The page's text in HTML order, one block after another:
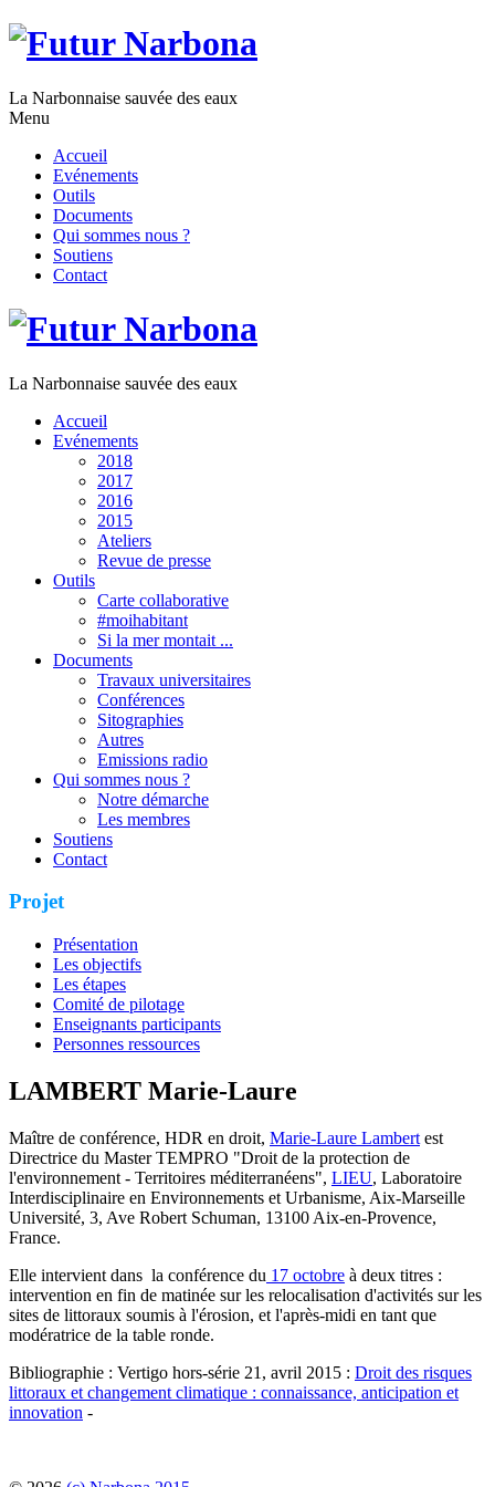
La Narbonnaise sauvée des eaux
Menu
Accueil
Evénements
Outils
Documents
Qui sommes nous ?
Soutiens
Contact
La Narbonnaise sauvée des eaux
Accueil
Evénements
2018
2017
2016
2015
Ateliers
Revue de presse
Outils
Carte collaborative
#moihabitant
Si la mer montait ...
Documents
Travaux universitaires
Conférences
Sitographies
Autres
Emissions radio
Qui sommes nous ?
Notre démarche
Les membres
Soutiens
Contact
Projet
Présentation
Les objectifs
Les étapes
Comité de pilotage
Enseignants participants
Personnes ressources
LAMBERT Marie-Laure
Maître de conférence, HDR en droit, Marie-Laure Lambert est
Directrice du Master TEMPRO "Droit de la protection de
l'environnement - Territoires méditerranéens", LIEU, Laboratoire
Interdisciplinaire en Environnements et Urbanisme, Aix-Marseille
Université, 3, Ave Robert Schuman, 13100 Aix-en-Provence,
France.
Elle intervient dans la conférence du 17 octobre à deux titres :
intervention en fin de matinée sur les relocalisation d'activités sur les
sites de littoraux soumis à l'érosion, et l'après-midi en tant que
modératrice de la table ronde.
Bibliographie : Vertigo hors-série 21, avril 2015 : Droit des risques
littoraux et changement climatique : connaissance, anticipation et
innovation -